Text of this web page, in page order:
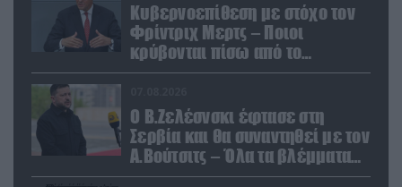
Κυβερνοεπίθεση με στόχο τον
Φρίντριχ Μερτς – Ποιοι
κρύβονται πίσω από το
παραποιημένο βίντεο
Ο Β.Ζελέσνσκι έφτασε στη
Σερβία και θα συναντηθεί με τον
Α.Βούτσιτς – Όλα τα βλέμματα
στις σχέσεις με τη Ρωσία